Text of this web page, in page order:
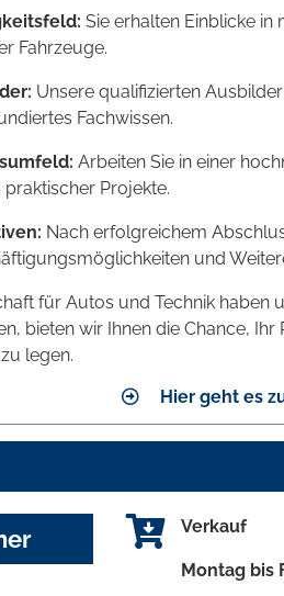
Sie erhalten Einblicke
Fahrzeuge.
Unsere qualifizierten
Fachwissen.
Arbeiten Sie in einer
praktischer Projekte.
Nach erfolgreichem
und
für Autos und Technik
bieten wir Ihnen die Chance,
legen.
Hier geht es
Verkauf
Montag bis